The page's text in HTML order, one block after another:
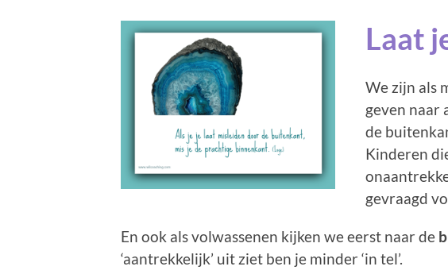
Laat
We zijn als
geven naar
de
Kinderen
gevraagd
En ook als volwassenen kijken we eerst naar de
‘aantrekkelijk’ uit ziet ben je minder ‘in tel’.